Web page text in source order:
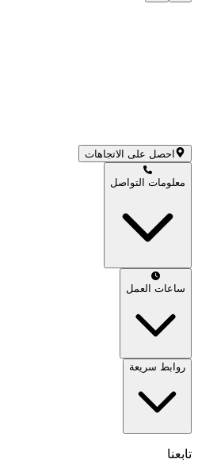
احصل على الاتجاهات
معلومات التواصل
ساعات العمل
روابط سريعة
تابعنا